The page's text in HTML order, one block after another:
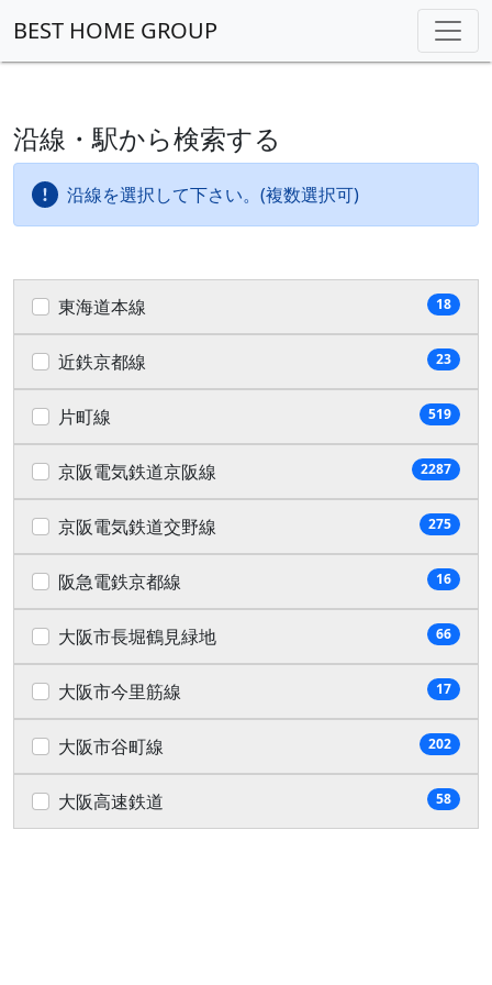
BEST HOME GROUP
沿線・駅から検索する
沿線を選択して下さい。(複数選択可)
東海道本線 18
近鉄京都線 23
片町線 519
京阪電気鉄道京阪線 2287
京阪電気鉄道交野線 275
阪急電鉄京都線 16
大阪市長堀鶴見緑地 66
大阪市今里筋線 17
大阪市谷町線 202
大阪高速鉄道 58